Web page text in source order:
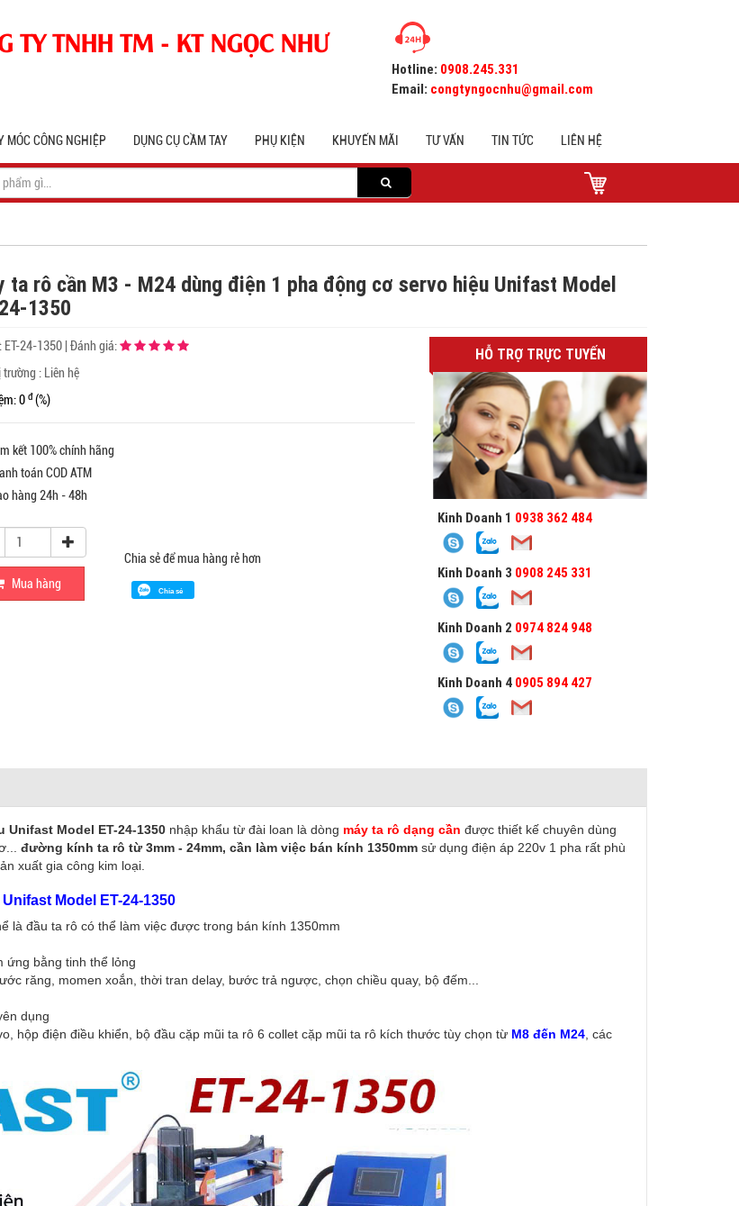
TY TNHH TM - KT NGỌC NHƯ
Hotline: 0908.245.331
Email: congtyngocnhu@gmail.com
MÓC CÔNG NGHIỆP DỤNG CỤ CẦM TAY PHỤ KIỆN KHUYẾN MÃI TƯ VẤN TIN TỨC LIÊN HỆ
ta rô cần M3 - M24 dùng điện 1 pha động cơ servo hiệu Unifast Model
1350
ET-24-1350 Đánh giá:
trường : Liên hệ
0 đ(%)
kết 100% chính hãng
toán COD ATM
hàng 24h - 48h
Mua hàng
Chia sẻ để mua hàng rẻ hơn
Chia sẻ
HỖ TRỢ TRỰC TUYẾN
Kinh Doanh 1 0938 362 484
Kinh Doanh 3 0908 245 331
Kinh Doanh 2 0974 824 948
Kinh Doanh 4 0905 894 427
Model ET-24-1350 nhập khẩu từ đài loan là dòng máy ta rô dạng cần được thiết kế chuyên dùng
đường kính ta rô từ 3mm - 24mm, cần làm việc bán kính 1350mm sử dụng điện áp 220v 1 pha rất phù
xuất gia công kim loại.
Model ET-24-1350
là đầu ta rô có thể làm việc được trong bán kính 1350mm
ứng bằng tinh thể lỏng
răng, momen xoắn, thời tran delay, bước trả ngược, chọn chiều quay, bộ đếm...
dụng
hộp điện điều khiển, bộ đầu cặp mũi ta rô 6 collet cặp mũi ta rô kích thước tùy chọn từ M8 đến M24 , các